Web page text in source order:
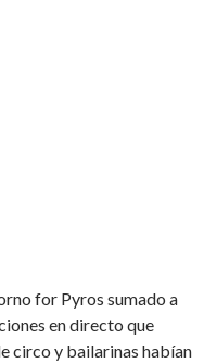
for Pyros sumado a
en directo que
circo y bailarinas habían